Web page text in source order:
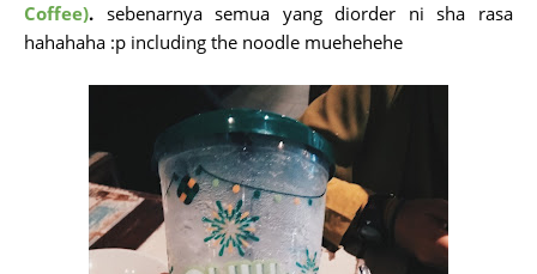
Coffee). sebenarnya semua yang diorder ni sha rasa
hahahaha :p including the noodle muehehehe